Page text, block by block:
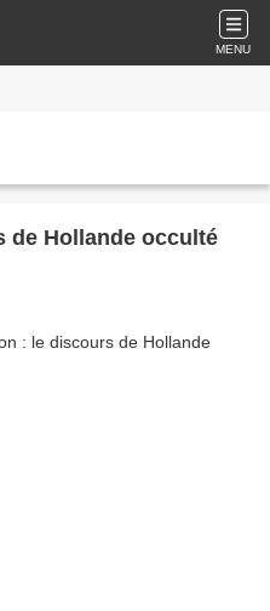
MENU
de Hollande occulté